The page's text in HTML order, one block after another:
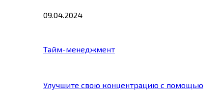
09.04.2024
Тайм-менеджмент
Улучшите свою концентрацию с помощью